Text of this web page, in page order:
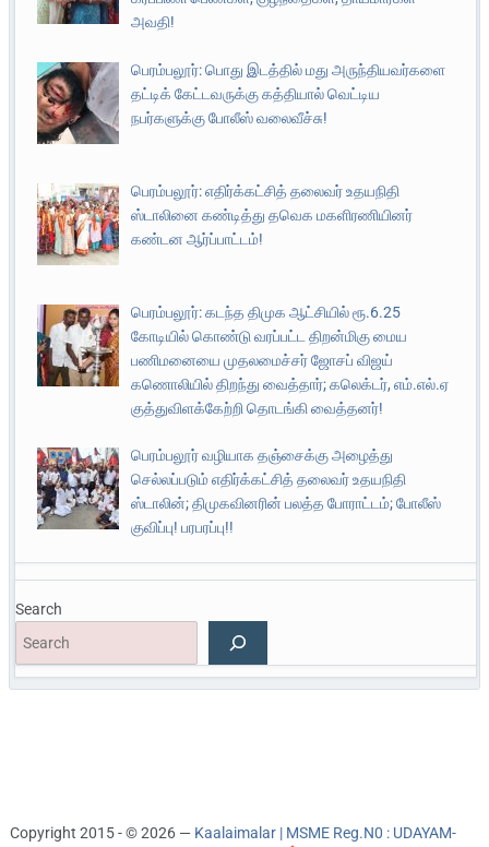
அவதி!
பெரம்பலூர்: பொது இடத்தில் மது அருந்தியவர்களை
தட்டிக் கேட்டவருக்கு கத்தியால் வெட்டிய
நபர்களுக்கு போலீஸ் வலைவீச்சு!
பெரம்பலூர்: எதிர்க்கட்சித் தலைவர் உதயநிதி
ஸ்டாலினை கண்டித்து தவெக மகளிரணியினர்
கண்டன ஆர்ப்பாட்டம்!
பெரம்பலூர்: கடந்த திமுக ஆட்சியில் ரூ.6.25
கோடியில் கொண்டு வரப்பட்ட திறன்மிகு மைய
பணிமனையை முதலமைச்சர் ஜோசப் விஜய்
கணொலியில் திறந்து வைத்தார்; கலெக்டர், எம்.எல்.ஏ
குத்துவிளக்கேற்றி தொடங்கி வைத்தனர்!
பெரம்பலூர் வழியாக தஞ்சைக்கு அழைத்து
செல்லப்படும் எதிர்க்கட்சித் தலைவர் உதயநிதி
ஸ்டாலின்; திமுகவினரின் பலத்த போராட்டம்; போலீஸ்
குவிப்பு! பரபரப்பு!!
Search
Copyright 2015 - © 2026 — Kaalaimalar | MSME Reg.N0 : UDAYAM-